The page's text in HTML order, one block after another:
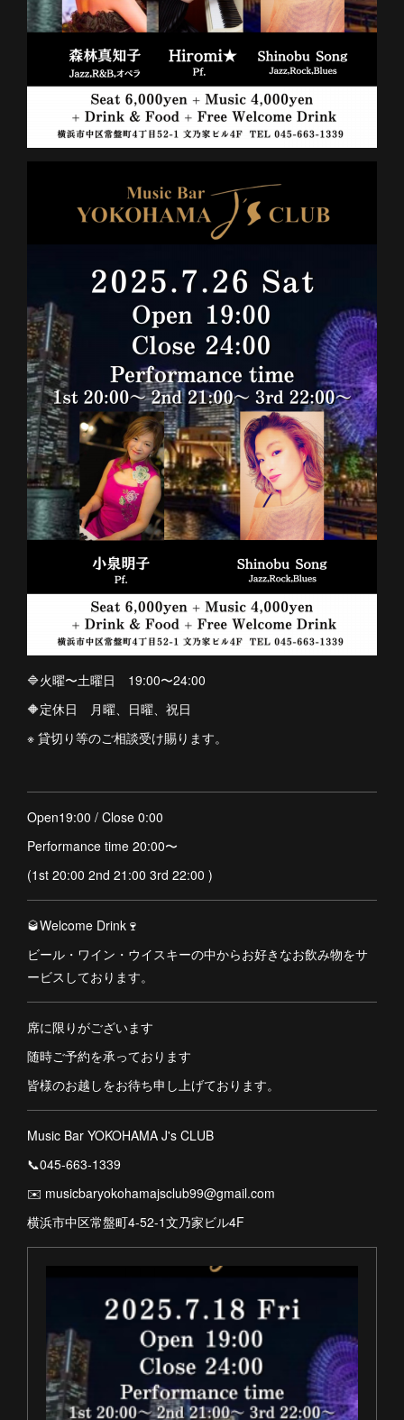
🔷火曜〜土曜日 19:00〜24:00
🔶定休日 月曜、日曜、祝日
※ 貸切り等のご相談受け賜ります。
Open19:00 / Close 0:00
Performance time 20:00〜
(1st 20:00 2nd 21:00 3rd 22:00 )
🥃Welcome Drink🍷
ビール・ワイン・ウイスキーの中からお好きなお飲み物をサ
ービスしております。
席に限りがございます
随時ご予約を承っております
皆様のお越しをお待ち申し上げております。
Music Bar YOKOHAMA J's CLUB
📞045-663-1339
✉️ musicbaryokohamajsclub99@gmail.com
横浜市中区常盤町4-52-1文乃家ビル4F